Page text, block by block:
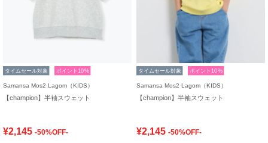
タイムセール対象 ポイント10%
Samansa Mos2 Lagom（KIDS）
【champion】半袖スウェット
¥2,145 -50%OFF-
タイムセール対象 ポイント10%
Samansa Mos2 Lagom（KIDS）
【champion】半袖スウェット
¥2,145 -50%OFF-